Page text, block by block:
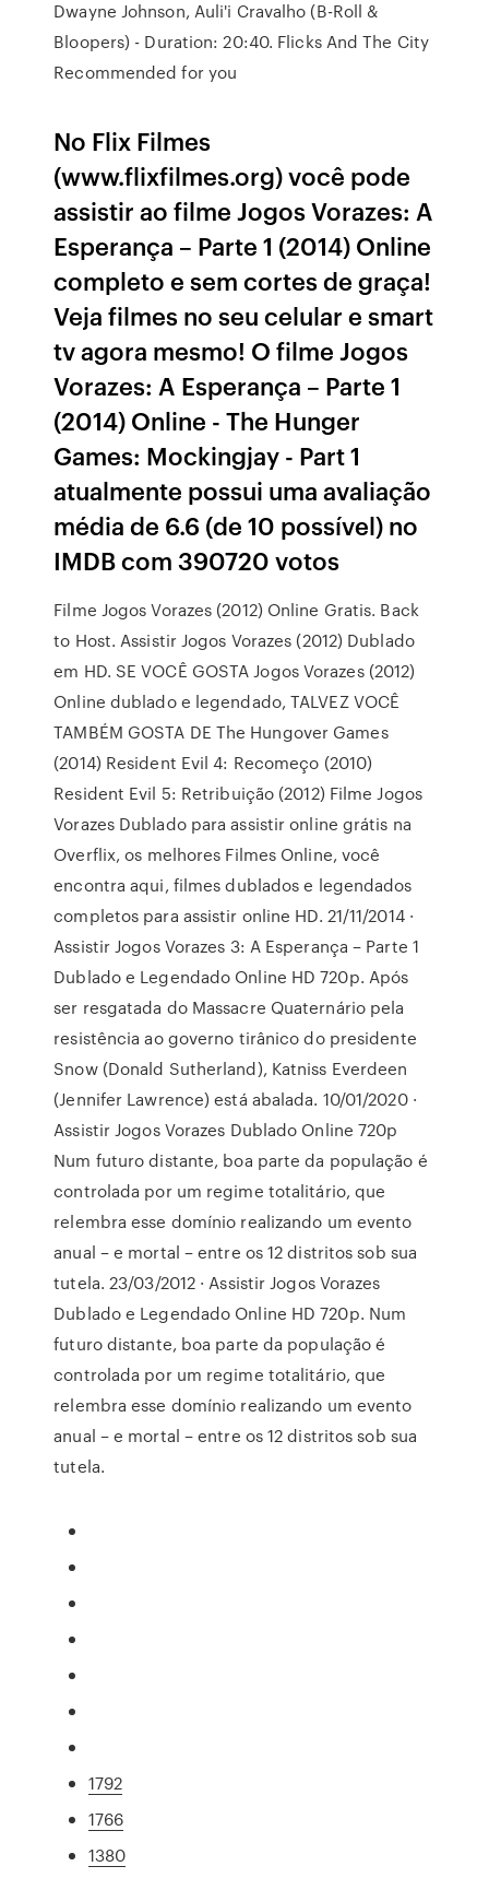
Dwayne Johnson, Auli'i Cravalho (B-Roll &
Bloopers) - Duration: 20:40. Flicks And The City
Recommended for you
No Flix Filmes
(www.flixfilmes.org) você pode
assistir ao filme Jogos Vorazes: A
Esperança – Parte 1 (2014) Online
completo e sem cortes de graça!
Veja filmes no seu celular e smart
tv agora mesmo! O filme Jogos
Vorazes: A Esperança – Parte 1
(2014) Online - The Hunger
Games: Mockingjay - Part 1
atualmente possui uma avaliação
média de 6.6 (de 10 possível) no
IMDB com 390720 votos
Filme Jogos Vorazes (2012) Online Gratis. Back
to Host. Assistir Jogos Vorazes (2012) Dublado
em HD. SE VOCÊ GOSTA Jogos Vorazes (2012)
Online dublado e legendado, TALVEZ VOCÊ
TAMBÉM GOSTA DE The Hungover Games
(2014) Resident Evil 4: Recomeço (2010)
Resident Evil 5: Retribuição (2012) Filme Jogos
Vorazes Dublado para assistir online grátis na
Overflix, os melhores Filmes Online, você
encontra aqui, filmes dublados e legendados
completos para assistir online HD. 21/11/2014 ·
Assistir Jogos Vorazes 3: A Esperança – Parte 1
Dublado e Legendado Online HD 720p. Após
ser resgatada do Massacre Quaternário pela
resistência ao governo tirânico do presidente
Snow (Donald Sutherland), Katniss Everdeen
(Jennifer Lawrence) está abalada. 10/01/2020 ·
Assistir Jogos Vorazes Dublado Online 720p
Num futuro distante, boa parte da população é
controlada por um regime totalitário, que
relembra esse domínio realizando um evento
anual – e mortal – entre os 12 distritos sob sua
tutela. 23/03/2012 · Assistir Jogos Vorazes
Dublado e Legendado Online HD 720p. Num
futuro distante, boa parte da população é
controlada por um regime totalitário, que
relembra esse domínio realizando um evento
anual – e mortal – entre os 12 distritos sob sua
tutela.
1792
1766
1380